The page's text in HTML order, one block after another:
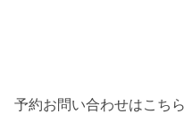
予約お問い合わせはこち